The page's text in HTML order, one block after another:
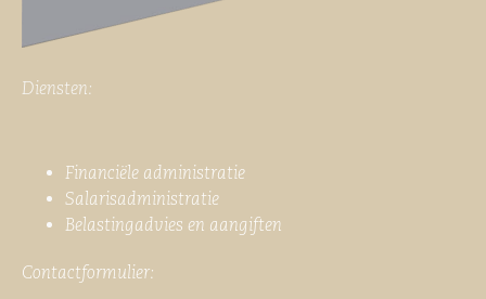
Diensten:
Financiële administratie
Salarisadministratie
Belastingadvies en aangiften
Contactformulier: